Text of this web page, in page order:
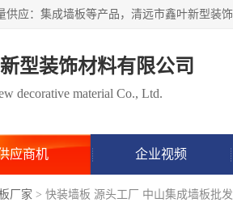
型装饰材料有限公司
decorative material Co., Ltd.
应商机 企业视频
厂家 > 快装墙板 源头工厂 中山集成墙板批发